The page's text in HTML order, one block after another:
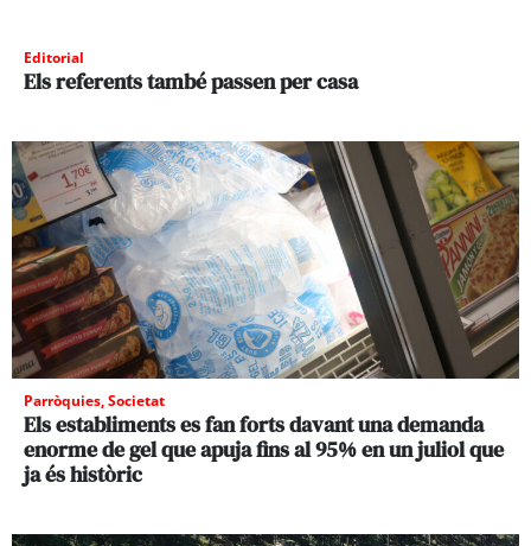
Editorial
Els referents també passen per casa
Parròquies,Societat
Els establiments es fan forts davant una demanda
enorme de gel que apuja fins al 95% en un juliol que
ja és històric